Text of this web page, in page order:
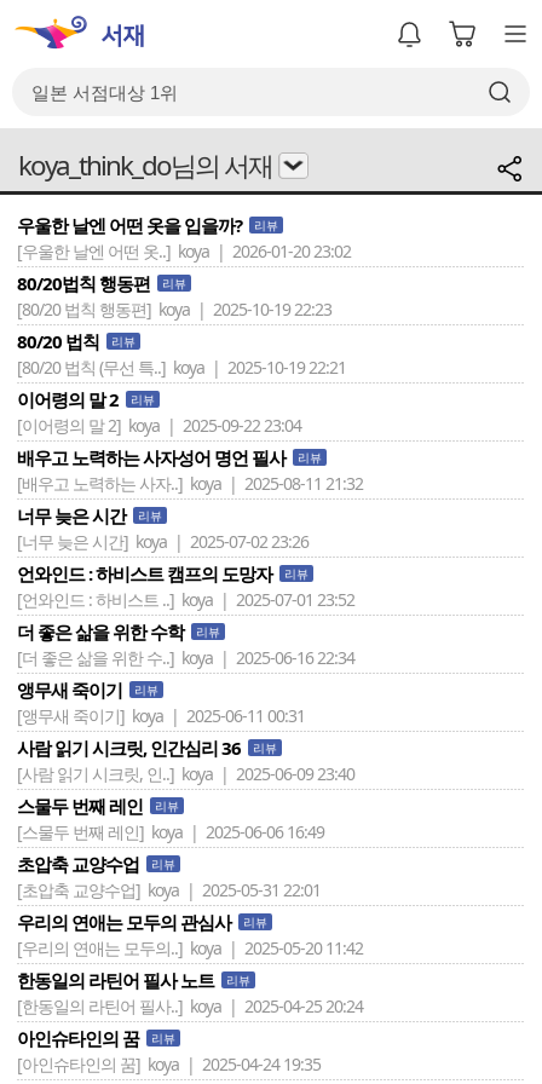
koya_think_do님의 서재
우울한 날엔 어떤 옷을 입을까? 리뷰
[우울한 날엔 어떤 옷..] koya | 2026-01-20 23:02
80/20법칙 행동편 리뷰
[80/20 법칙 행동편] koya | 2025-10-19 22:23
80/20 법칙 리뷰
[80/20 법칙 (무선 특..] koya | 2025-10-19 22:21
이어령의 말 2 리뷰
[이어령의 말 2] koya | 2025-09-22 23:04
배우고 노력하는 사자성어 명언 필사 리뷰
[배우고 노력하는 사자..] koya | 2025-08-11 21:32
너무 늦은 시간 리뷰
[너무 늦은 시간] koya | 2025-07-02 23:26
언와인드 : 하비스트 캠프의 도망자 리뷰
[언와인드 : 하비스트 ..] koya | 2025-07-01 23:52
더 좋은 삶을 위한 수학 리뷰
[더 좋은 삶을 위한 수..] koya | 2025-06-16 22:34
앵무새 죽이기 리뷰
[앵무새 죽이기] koya | 2025-06-11 00:31
사람 읽기 시크릿, 인간심리 36 리뷰
[사람 읽기 시크릿, 인..] koya | 2025-06-09 23:40
스물두 번째 레인 리뷰
[스물두 번째 레인] koya | 2025-06-06 16:49
초압축 교양수업 리뷰
[초압축 교양수업] koya | 2025-05-31 22:01
우리의 연애는 모두의 관심사 리뷰
[우리의 연애는 모두의..] koya | 2025-05-20 11:42
한동일의 라틴어 필사 노트 리뷰
[한동일의 라틴어 필사..] koya | 2025-04-25 20:24
아인슈타인의 꿈 리뷰
[아인슈타인의 꿈] koya | 2025-04-24 19:35